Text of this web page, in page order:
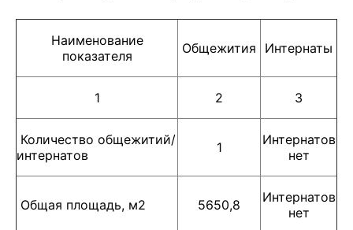
Наименование
показателя
Общежития Интернаты
1 2 3
Количество общежитий/
интернатов
1
Интернатов
нет
Общая площадь, м2 5650,8
Интернатов
нет